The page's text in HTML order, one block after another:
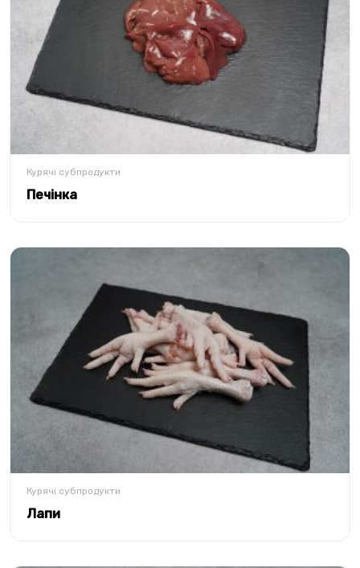
Курячі субпродукти
Печінка
Курячі субпродукти
Лапи